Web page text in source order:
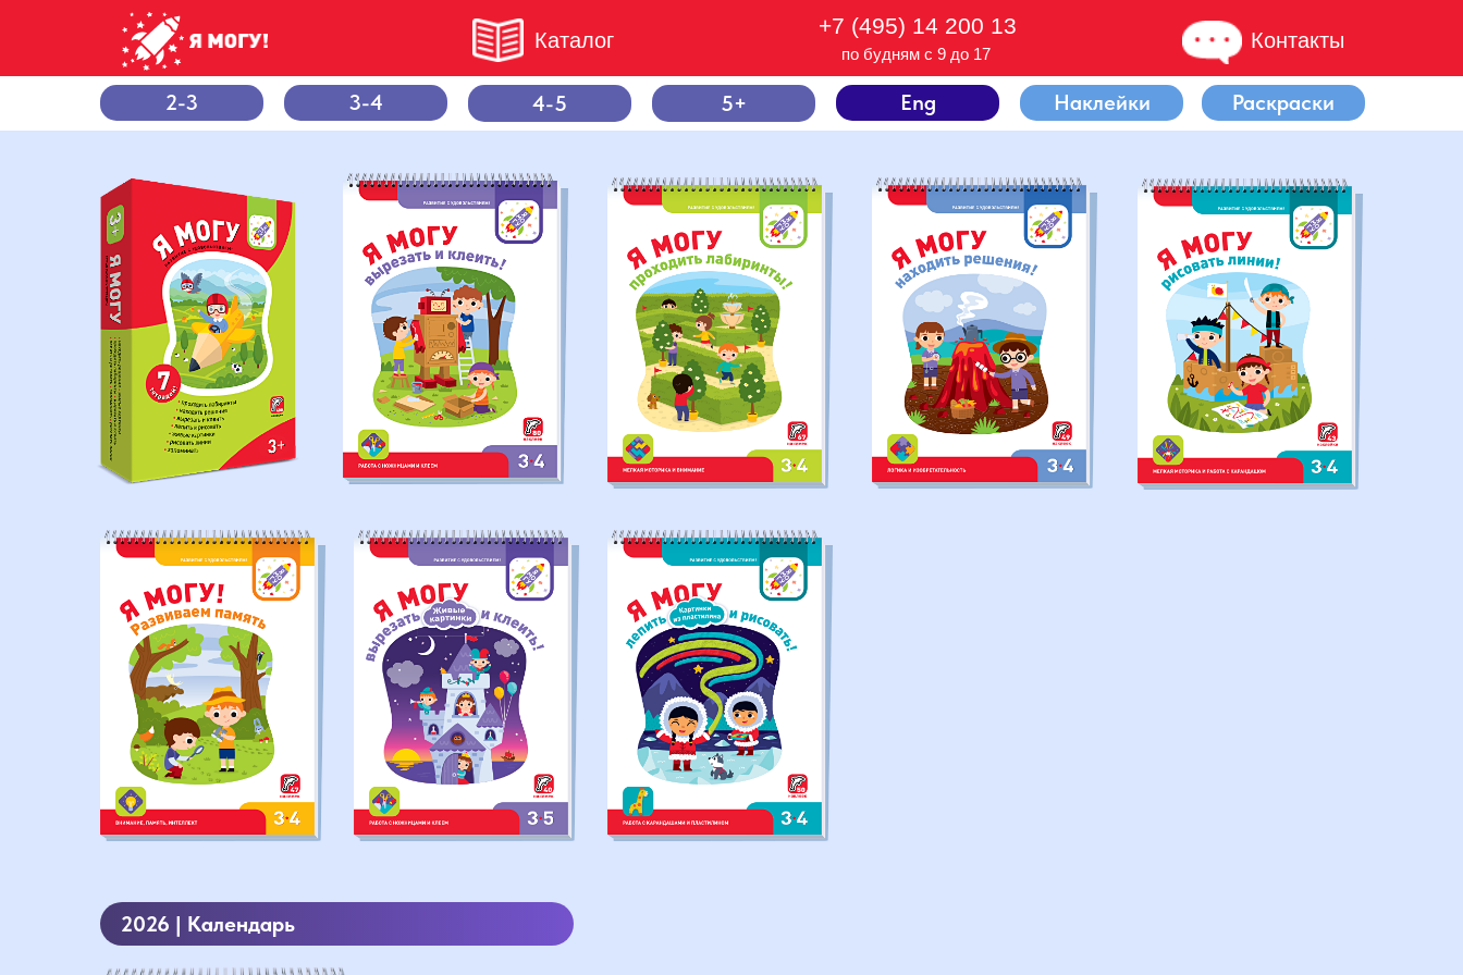
+7 (495) 14 200 13
по будням с 9 до 17
Каталог Контакты
2-3 Наклейки Раскраски
3-4 4-5 5+ Eng
2026 | Календарь